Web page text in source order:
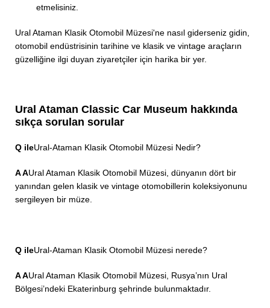
etmelisiniz.
Ural Ataman Klasik Otomobil Müzesi'ne nasıl giderseniz gidin,
otomobil endüstrisinin tarihine ve klasik ve vintage araçların
güzelliğine ilgi duyan ziyaretçiler için harika bir yer.
Ural Ataman Classic Car Museum hakkında
sıkça sorulan sorular
Q ileUral-Ataman Klasik Otomobil Müzesi Nedir?
A AUral Ataman Klasik Otomobil Müzesi, dünyanın dört bir
yanından gelen klasik ve vintage otomobillerin koleksiyonunu
sergileyen bir müze.
Q ileUral-Ataman Klasik Otomobil Müzesi nerede?
A AUral Ataman Klasik Otomobil Müzesi, Rusya’nın Ural
Bölgesi’ndeki Ekaterinburg şehrinde bulunmaktadır.